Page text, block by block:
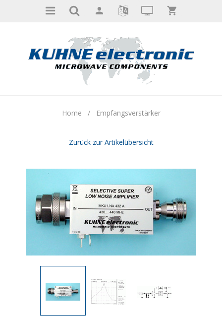
Home / Empfangsverstärker
Zurück zur Artikelübersicht